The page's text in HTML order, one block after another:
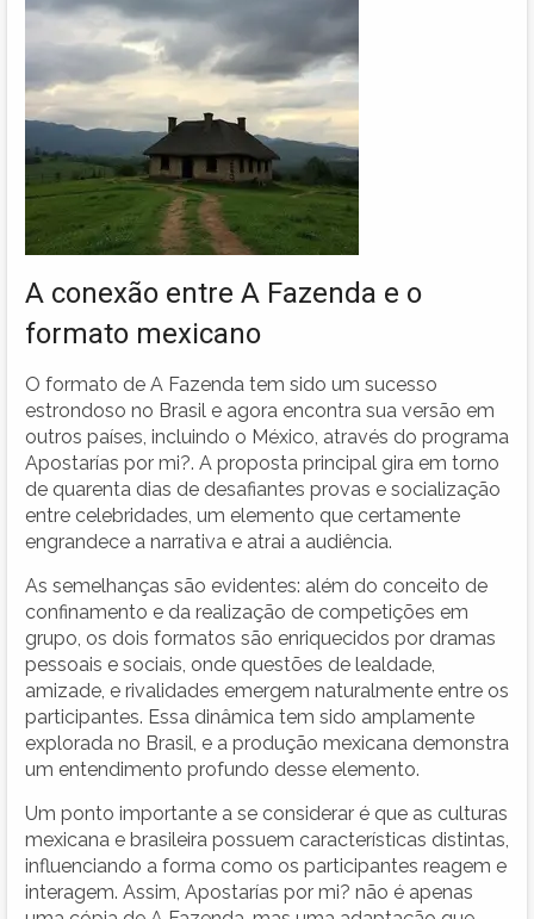
A conexão entre A Fazenda e o
formato mexicano
O formato de A Fazenda tem sido um sucesso
estrondoso no Brasil e agora encontra sua versão em
outros países, incluindo o México, através do programa
Apostarías por mi?. A proposta principal gira em torno
de quarenta dias de desafiantes provas e socialização
entre celebridades, um elemento que certamente
engrandece a narrativa e atrai a audiência.
As semelhanças são evidentes: além do conceito de
confinamento e da realização de competições em
grupo, os dois formatos são enriquecidos por dramas
pessoais e sociais, onde questões de lealdade,
amizade, e rivalidades emergem naturalmente entre os
participantes. Essa dinâmica tem sido amplamente
explorada no Brasil, e a produção mexicana demonstra
um entendimento profundo desse elemento.
Um ponto importante a se considerar é que as culturas
mexicana e brasileira possuem características distintas,
influenciando a forma como os participantes reagem e
interagem. Assim, Apostarías por mi? não é apenas